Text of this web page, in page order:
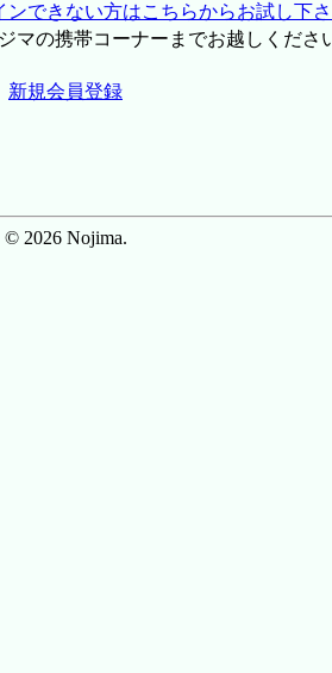
できない方はこちらからお試し下
マの携帯コーナーまでお越しくださ
新規会員登録
© 2026 Nojima.